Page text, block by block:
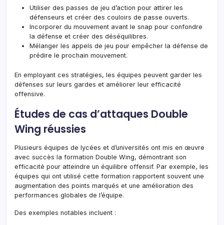
Utiliser des passes de jeu d’action pour attirer les
défenseurs et créer des couloirs de passe ouverts.
Incorporer du mouvement avant le snap pour confondre
la défense et créer des déséquilibres.
Mélanger les appels de jeu pour empêcher la défense de
prédire le prochain mouvement.
En employant ces stratégies, les équipes peuvent garder les
défenses sur leurs gardes et améliorer leur efficacité
offensive.
Études de cas d’attaques Double
Wing réussies
Plusieurs équipes de lycées et d’universités ont mis en œuvre
avec succès la formation Double Wing, démontrant son
efficacité pour atteindre un équilibre offensif. Par exemple, les
équipes qui ont utilisé cette formation rapportent souvent une
augmentation des points marqués et une amélioration des
performances globales de l’équipe.
Des exemples notables incluent :